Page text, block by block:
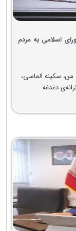
اسلامی به مردم
سکینه الماسی،
دغدغه